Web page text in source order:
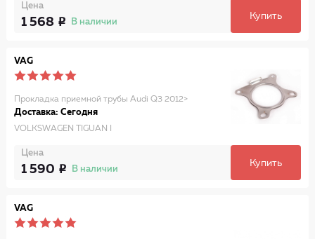
Цена
1 568 В наличии
Купить
VAG
Прокладка приемной трубы Audi Q3 2012>
Доставка: Сегодня
VOLKSWAGEN TIGUAN I
Цена
1 590 В наличии
Купить
VAG